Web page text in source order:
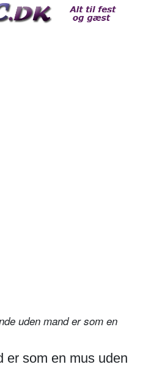
uden mand er som en
er som en mus uden